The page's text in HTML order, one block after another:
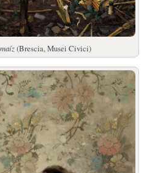
(Brescia, Musei Civici)